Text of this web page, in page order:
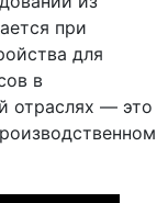
при
для
в
отраслях — это